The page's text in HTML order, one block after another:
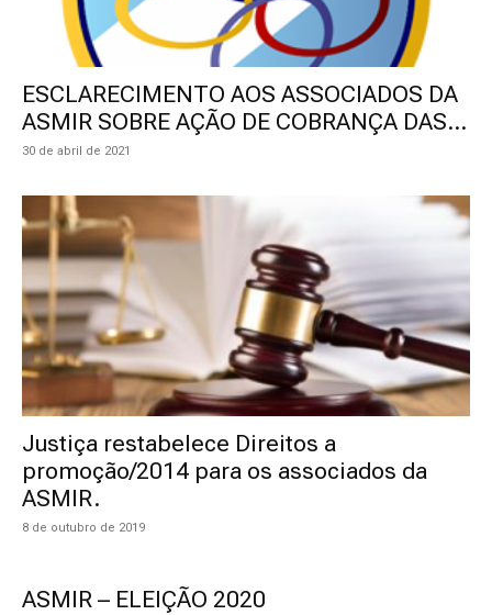
ESCLARECIMENTO AOS ASSOCIADOS DA
ASMIR SOBRE AÇÃO DE COBRANÇA DAS...
30 de abril de 2021
Justiça restabelece Direitos a
promoção/2014 para os associados da
ASMIR.
8 de outubro de 2019
ASMIR – ELEIÇÃO 2020